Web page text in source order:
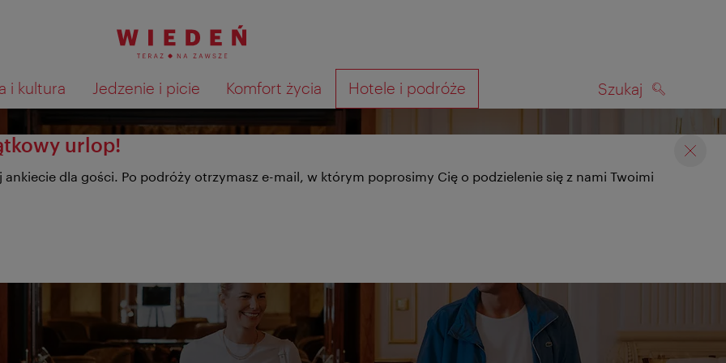
i kultura Jedzenie i picie Komfort życia Hotele i podróże Szukaj
Pokaż na mapie wyniki wyszukiwania SZUKAJ
urlop!
dla gości. Po podróży otrzymasz e-mail, w którym poprosimy Cię o podzielenie się z nami Twoimi